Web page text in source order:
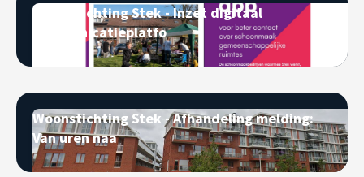
Woonstichting Stek - Inzet digitaal
communicatieplatfo
Woonstichting Stek - Afhandeling melding:
Van uren naa